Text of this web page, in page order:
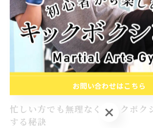
すめです。
どちらも通い放題プランで気軽に参加で
ずに継続できる点がメリットです。た
や過度な負荷はケガの原因になるため
ーの指導に従い、自分の体調に合わせ
忙しい方でも無理なくキックボク
する秘訣
お問い合わせはこちら
お問い合わせはこちら